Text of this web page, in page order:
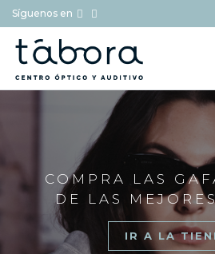
Síguenos en
COMPRA LAS
DE LAS
IR A LA